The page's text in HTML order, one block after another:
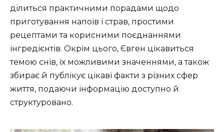
ділиться практичними порадами щодо
приготування напоїв і страв, простими
рецептами та корисними поєднаннями
інгредієнтів. Окрім цього, Євген цікавиться
темою снів, їх можливими значеннями, а також
збирає й публікує цікаві факти з різних сфер
життя, подаючи інформацію доступно й
структуровано.